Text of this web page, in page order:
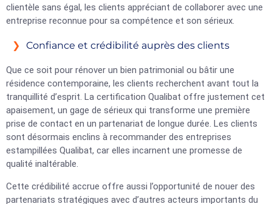
clientèle sans égal, les clients appréciant de collaborer avec une
entreprise reconnue pour sa compétence et son sérieux.
Confiance et crédibilité auprès des clients
Que ce soit pour rénover un bien patrimonial ou bâtir une
résidence contemporaine, les clients recherchent avant tout la
tranquillité d’esprit. La certification Qualibat offre justement cet
apaisement, un gage de sérieux qui transforme une première
prise de contact en un partenariat de longue durée. Les clients
sont désormais enclins à recommander des entreprises
estampillées Qualibat, car elles incarnent une promesse de
qualité inaltérable.
Cette crédibilité accrue offre aussi l’opportunité de nouer des
partenariats stratégiques avec d’autres acteurs importants du